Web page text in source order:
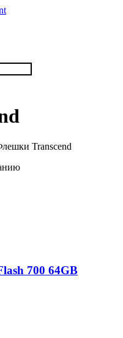
Transcend
700 64GB